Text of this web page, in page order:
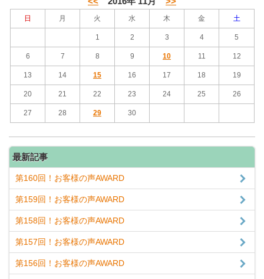
日 月 火 水 木 金 土
1 2 3 4 5
6 7 8 9 10 11 12
13 14 15 16 17 18 19
20 21 22 23 24 25 26
27 28 29 30
最新記事
第160回！お客様の声AWARD
第159回！お客様の声AWARD
第158回！お客様の声AWARD
第157回！お客様の声AWARD
第156回！お客様の声AWARD